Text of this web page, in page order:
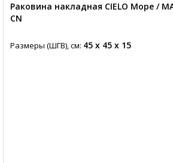
Раковина накладная CIELO Море /
CN
Размеры (ШГВ), см: 45 x 45 x 15